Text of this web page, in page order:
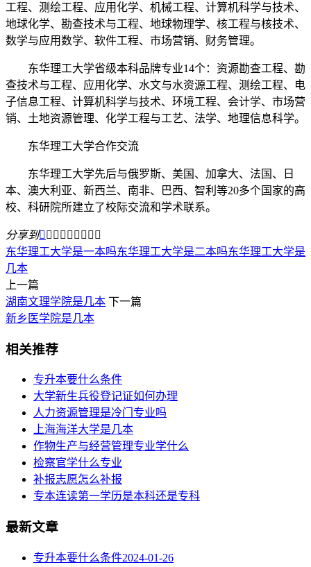
工程、测绘工程、应用化学、机械工程、计算机科学与技术、
地球化学、勘查技术与工程、地球物理学、核工程与核技术、
数学与应用数学、软件工程、市场营销、财务管理。
东华理工大学省级本科品牌专业14个：资源勘查工程、勘
查技术与工程、应用化学、水文与水资源工程、测绘工程、电
子信息工程、计算机科学与技术、环境工程、会计学、市场营
销、土地资源管理、化学工程与工艺、法学、地理信息科学。
东华理工大学合作交流
东华理工大学先后与俄罗斯、美国、加拿大、法国、日
本、澳大利亚、新西兰、南非、巴西、智利等20多个国家的高
校、科研院所建立了校际交流和学术联系。
分享到        
东华理工大学是一本吗东华理工大学是二本吗东华理工大学是
几本
上一篇
湖南文理学院是几本 下一篇
新乡医学院是几本
相关推荐
专升本要什么条件
大学新生兵役登记证如何办理
人力资源管理是冷门专业吗
上海海洋大学是几本
作物生产与经营管理专业学什么
检察官学什么专业
补报志愿怎么补报
专本连读第一学历是本科还是专科
最新文章
专升本要什么条件2024-01-26